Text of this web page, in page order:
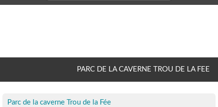
PARC DE LA CAVERNE TROU DE LA FEE
Parc de la caverne Trou de la Fée